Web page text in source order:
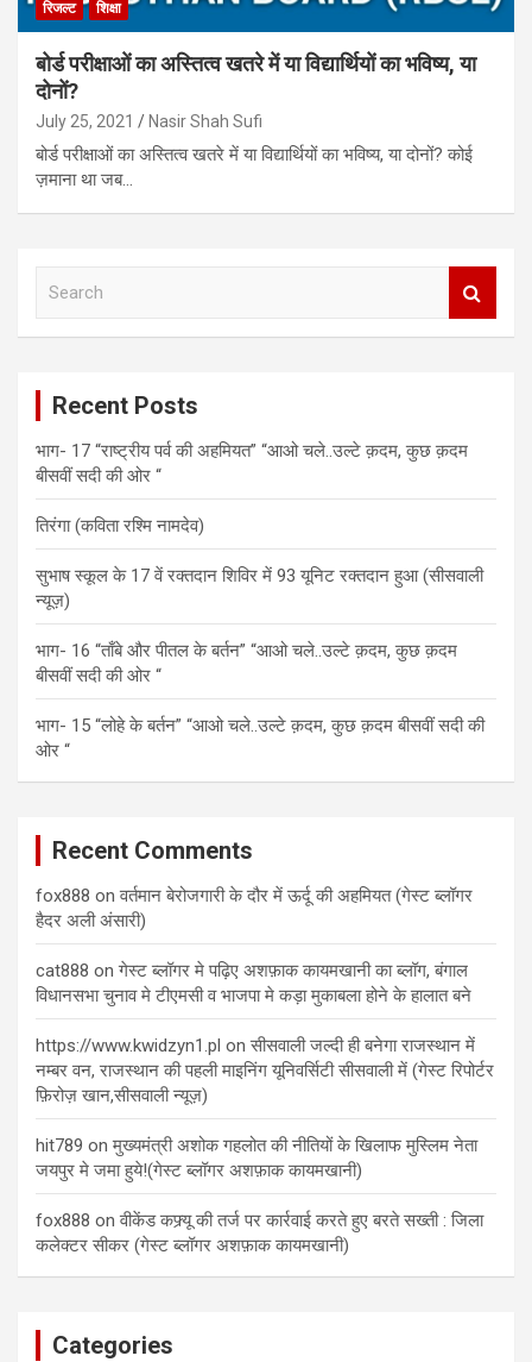
रिजल्ट शिक्षा
बोर्ड परीक्षाओं का अस्तित्व खतरे में या विद्यार्थियों का भविष्य, या
दोनों?
July 25, 2021 Nasir Shah Sufi
बोर्ड परीक्षाओं का अस्तित्व खतरे में या विद्यार्थियों का भविष्य, या दोनों? कोई
ज़माना था जब…
Recent Posts
भाग- 17 “राष्ट्रीय पर्व की अहमियत” “आओ चले..उल्टे क़दम, कुछ क़दम
बीसवीं सदी की ओर “
तिरंगा (कविता रश्मि नामदेव)
सुभाष स्कूल के 17 वें रक्तदान शिविर में 93 यूनिट रक्तदान हुआ (सीसवाली
न्यूज़)
भाग- 16 “ताँबे और पीतल के बर्तन” “आओ चले..उल्टे क़दम, कुछ क़दम
बीसवीं सदी की ओर “
भाग- 15 “लोहे के बर्तन” “आओ चले..उल्टे क़दम, कुछ क़दम बीसवीं सदी की
ओर “
Recent Comments
fox888 onवर्तमान बेरोजगारी के दौर में ऊर्दू की अहमियत (गेस्ट ब्लॉगर
हैदर अली अंसारी)
cat888 onगेस्ट ब्लॉगर मे पढ़िए अशफ़ाक कायमखानी का ब्लॉग, बंगाल
विधानसभा चुनाव मे टीएमसी व भाजपा मे कड़ा मुकाबला होने के हालात बने
https://www.kwidzyn1.pl onसीसवाली जल्दी ही बनेगा राजस्थान में
नम्बर वन, राजस्थान की पहली माइनिंग यूनिवर्सिटी सीसवाली में (गेस्ट रिपोर्टर
फ़िरोज़ खान,सीसवाली न्यूज़)
hit789 onमुख्यमंत्री अशोक गहलोत की नीतियों के खिलाफ मुस्लिम नेता
जयपुर मे जमा हुये!(गेस्ट ब्लॉगर अशफ़ाक कायमखानी)
fox888 onवीकेंड कफ्र्यू की तर्ज पर कार्रवाई करते हुए बरते सख्ती : जिला
कलेक्टर सीकर (गेस्ट ब्लॉगर अशफ़ाक कायमखानी)
Categories